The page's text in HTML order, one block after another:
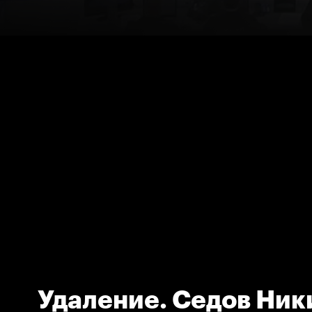
Удаление. Седов